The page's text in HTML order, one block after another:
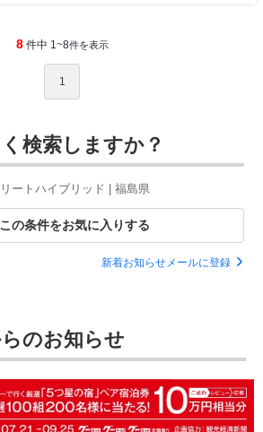
8 件中 1~8件を表示
1
検索しますか？
ートハイブリッド | 福島県
この条件をお気に入りする
新着お知らせメールに登録
のお知らせ